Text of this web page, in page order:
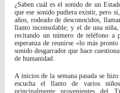
¿Saben cuál es el sonido de un
que ese sonido pudiera existir, pero
años, rodeado de desconocidos,
llanto inconsolable; y el de una niña,
recitando un número de teléfono a
esperanza de reunirse «lo más
sonido desgarrador que hace
de humanidad.
A inicios de la semana pasada se
escucha el llanto de varios niños
principalmente provenientes del